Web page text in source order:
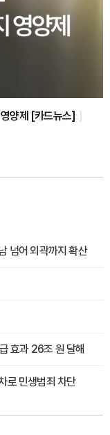
양제 [카드뉴스]
넘어 외곽까지 확산
효과 26조 원 달해
로 민생범죄 차단